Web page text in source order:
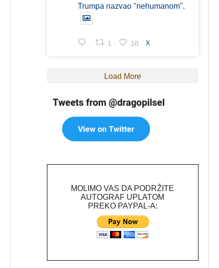
Trumpa nazvao "nehumanom".
1 10 X
Load More
MOLIMO VAS DA PODRŽITE
AUTOGRAF UPLATOM
PREKO PAYPAL-A: